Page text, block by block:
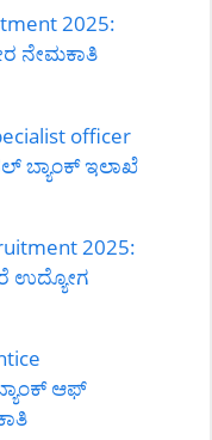
2025:
ನೇಮಕಾತಿ
officer
ಬ್ಯಾಂಕ್ ಇಲಾಖೆ
2025:
ಉದ್ಯೋಗ
ಆಫ್